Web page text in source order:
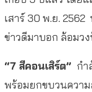
เสาร์ 30 พ.ย.
ข่าวดีมาบอก ล้อมว
“7 สีคอนเสิร์ต” กำ
พร้อมยกขบวนควา